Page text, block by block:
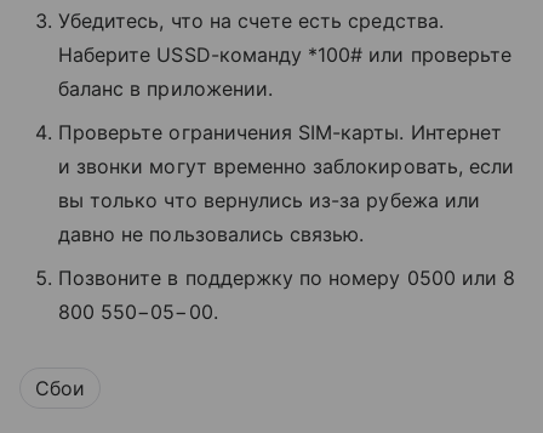
Убедитесь, что на счете есть средства.
Наберите USSD-команду *100# или проверьте
баланс в приложении.
Проверьте ограничения SIM-карты. Интернет
и звонки могут временно заблокировать, если
вы только что вернулись из-за рубежа или
давно не пользовались связью.
Позвоните в поддержку по номеру 0500 или 8
800 550−05−00.
Сбои